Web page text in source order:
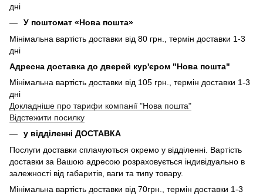
дні
У поштомат «Нова пошта»
Мінімальна вартість доставки від 80 грн., термін доставки 1-3
дні
Адресна доставка до дверей кур'єром "Нова пошта"
Мінімальна вартість доставки від 105 грн., термін доставки 1-3
дні
Докладніше про тарифи компанії "Нова пошта"
Відстежити посилку
у відділенні ДОСТАВКА
Послуги доставки сплачуються окремо у відділенні. Вартість
доставки за Вашою адресою розраховується індивідуально в
залежності від габаритів, ваги та типу товару.
Мінімальна вартість доставки від 70грн., термін доставки 1-3